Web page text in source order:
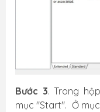
Bước 3. Trong
mục "Start". Ở